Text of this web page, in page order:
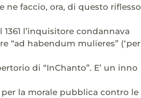
ne faccio, ora, di questo riflesso
1361 l’inquisitore condannava
“ad habendum mulieres” (‘per
di “InChanto”. E’ un inno
per la morale pubblica contro le